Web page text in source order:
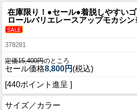
在庫限り！●セール●着脱しやすい
ロールバリエレースアップモカシ
378281
定価15,400円のところ
セール価格8,800円 (税込)
[440ポイント進呈 ]
サイズ／カラー